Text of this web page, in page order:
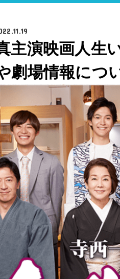
主演映画人生
劇場情報につ